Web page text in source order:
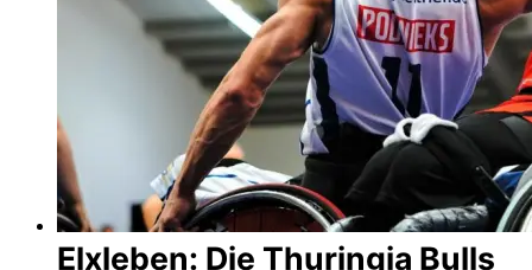
Elxleben: Die Thuringia Bulls